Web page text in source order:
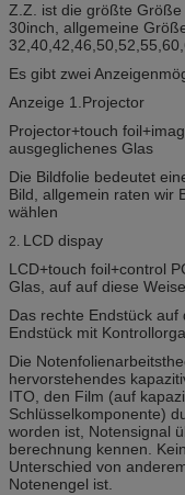
Z.Z. ist die größte
30inch, allgemeine
Es gibt zwei
Anzeige 1.Projector
Projector+touch
ausgeglichenes Glas
Die Bildfolie bedeutet
Bild, allgemein raten wir
wählen
2. LCD dispay
LCD+touch foil+control
Glas, auf auf diese
Das rechte Endstück
Endstück mit
Die
hervorstehendes
ITO, den Film (auf
Schlüsselkomponente)
worden ist, Notensignal
berechnung kennen.
Unterschied von
Notenengel ist.